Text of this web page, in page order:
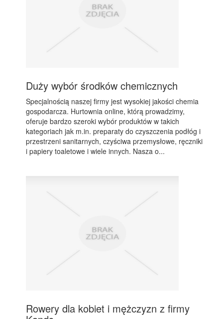
Duży wybór środków chemicznych
Specjalnością naszej firmy jest wysokiej jakości chemia
gospodarcza. Hurtownia online, którą prowadzimy,
oferuje bardzo szeroki wybór produktów w takich
kategoriach jak m.in. preparaty do czyszczenia podłóg i
przestrzeni sanitarnych, czyściwa przemysłowe, ręczniki
i papiery toaletowe i wiele innych. Nasza o...
Rowery dla kobiet i mężczyzn z firmy